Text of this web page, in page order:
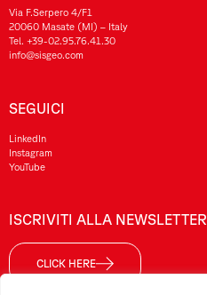
Via F.Serpero 4/F1
20060 Masate (MI) – Italy
Tel. +39-02.95.76.41.30
info@sisgeo.com
SEGUICI
LinkedIn
Instagram
YouTube
ISCRIVITI ALLA NEWSLETTER
CLICK HERE